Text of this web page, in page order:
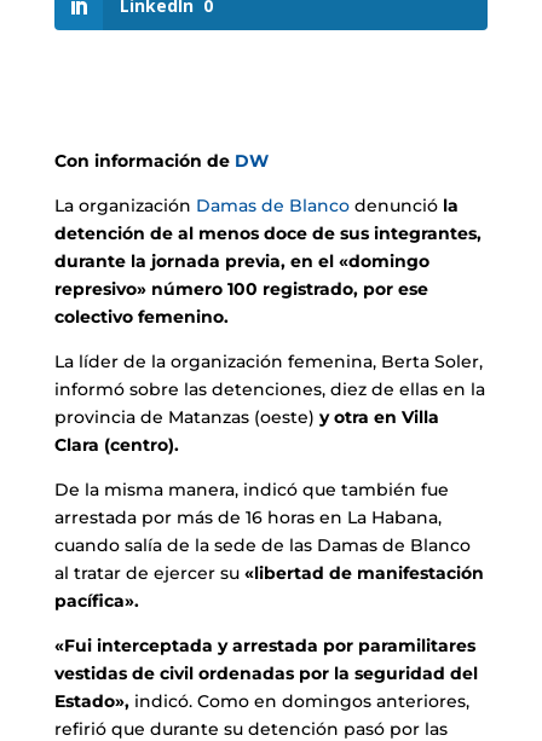
LinkedIn 0
Con información deDW
La organización Damas de Blancodenuncióla
detención de al menos doce de sus integrantes,
durante la jornada previa, en el «domingo
represivo» número 100 registrado, por ese
colectivo femenino.
La líder de la organización femenina, Berta Soler,
informó sobre las detenciones, diez de ellas en la
provincia de Matanzas (oeste) y otra en Villa
Clara (centro).
De la misma manera, indicó que también fue
arrestada por más de 16 horas en La Habana,
cuando salía de la sede de las Damas de Blanco
al tratar de ejercer su «libertad de manifestación
pacífica».
«Fui interceptada y arrestada por paramilitares
vestidas de civil ordenadas por la seguridad del
Estado»,indicó. Como en domingos anteriores,
refirió que durante su detención pasó por las